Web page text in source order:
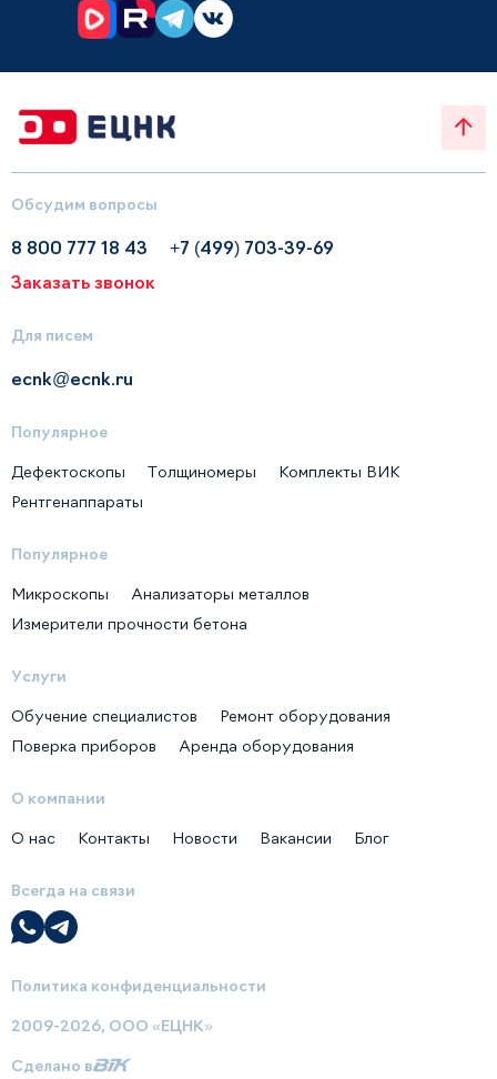
Обсудим вопросы
8 800 777 18 43
+7 (499) 703-39-69
Заказать звонок
Для писем
ecnk@ecnk.ru
Популярное
Дефектоскопы Толщиномеры
Комплекты ВИК
Рентгенаппараты
Популярное
Микроскопы
Анализаторы металлов
Измерители прочности бетона
Услуги
Обучение специалистов
Ремонт оборудования
Поверка приборов
Аренда оборудования
О компании
О нас Контакты Новости Вакансии Блог
Всегда на связи
Политика конфиденциальности
2009-2026, ООО «ЕЦНК»
Сделано в